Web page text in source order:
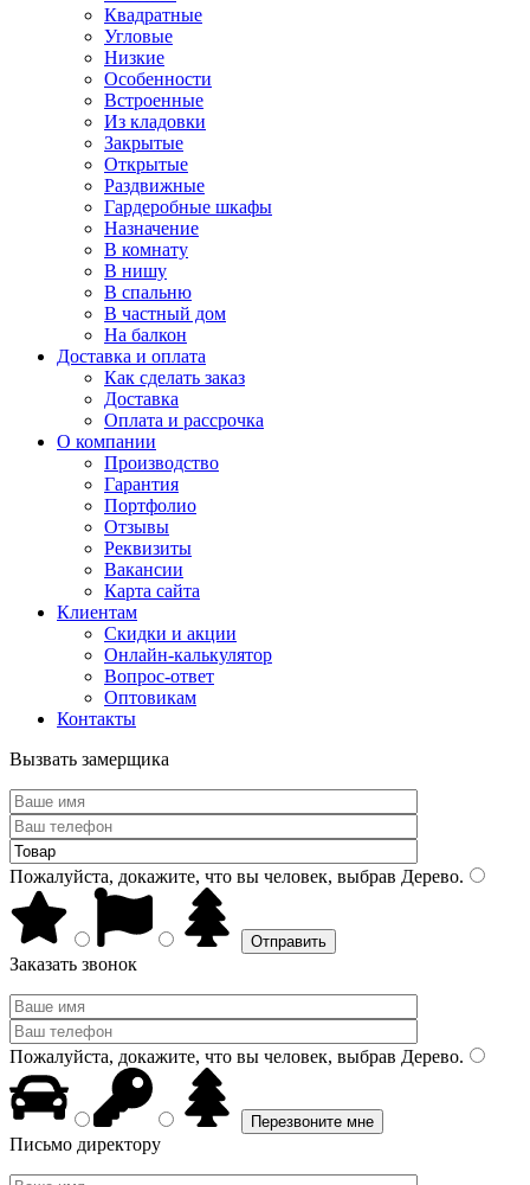
Квадратные
Угловые
Низкие
Особенности
Встроенные
Из кладовки
Закрытые
Открытые
Раздвижные
Гардеробные шкафы
Назначение
В комнату
В нишу
В спальню
В частный дом
На балкон
Доставка и оплата
Как сделать заказ
Доставка
Оплата и рассрочка
О компании
Производство
Гарантия
Портфолио
Отзывы
Реквизиты
Вакансии
Карта сайта
Клиентам
Скидки и акции
Онлайн-калькулятор
Вопрос-ответ
Оптовикам
Контакты
Вызвать замерщика
Пожалуйста, докажите, что вы человек, выбрав Дерево.
Заказать звонок
Пожалуйста, докажите, что вы человек, выбрав Дерево.
Письмо директору